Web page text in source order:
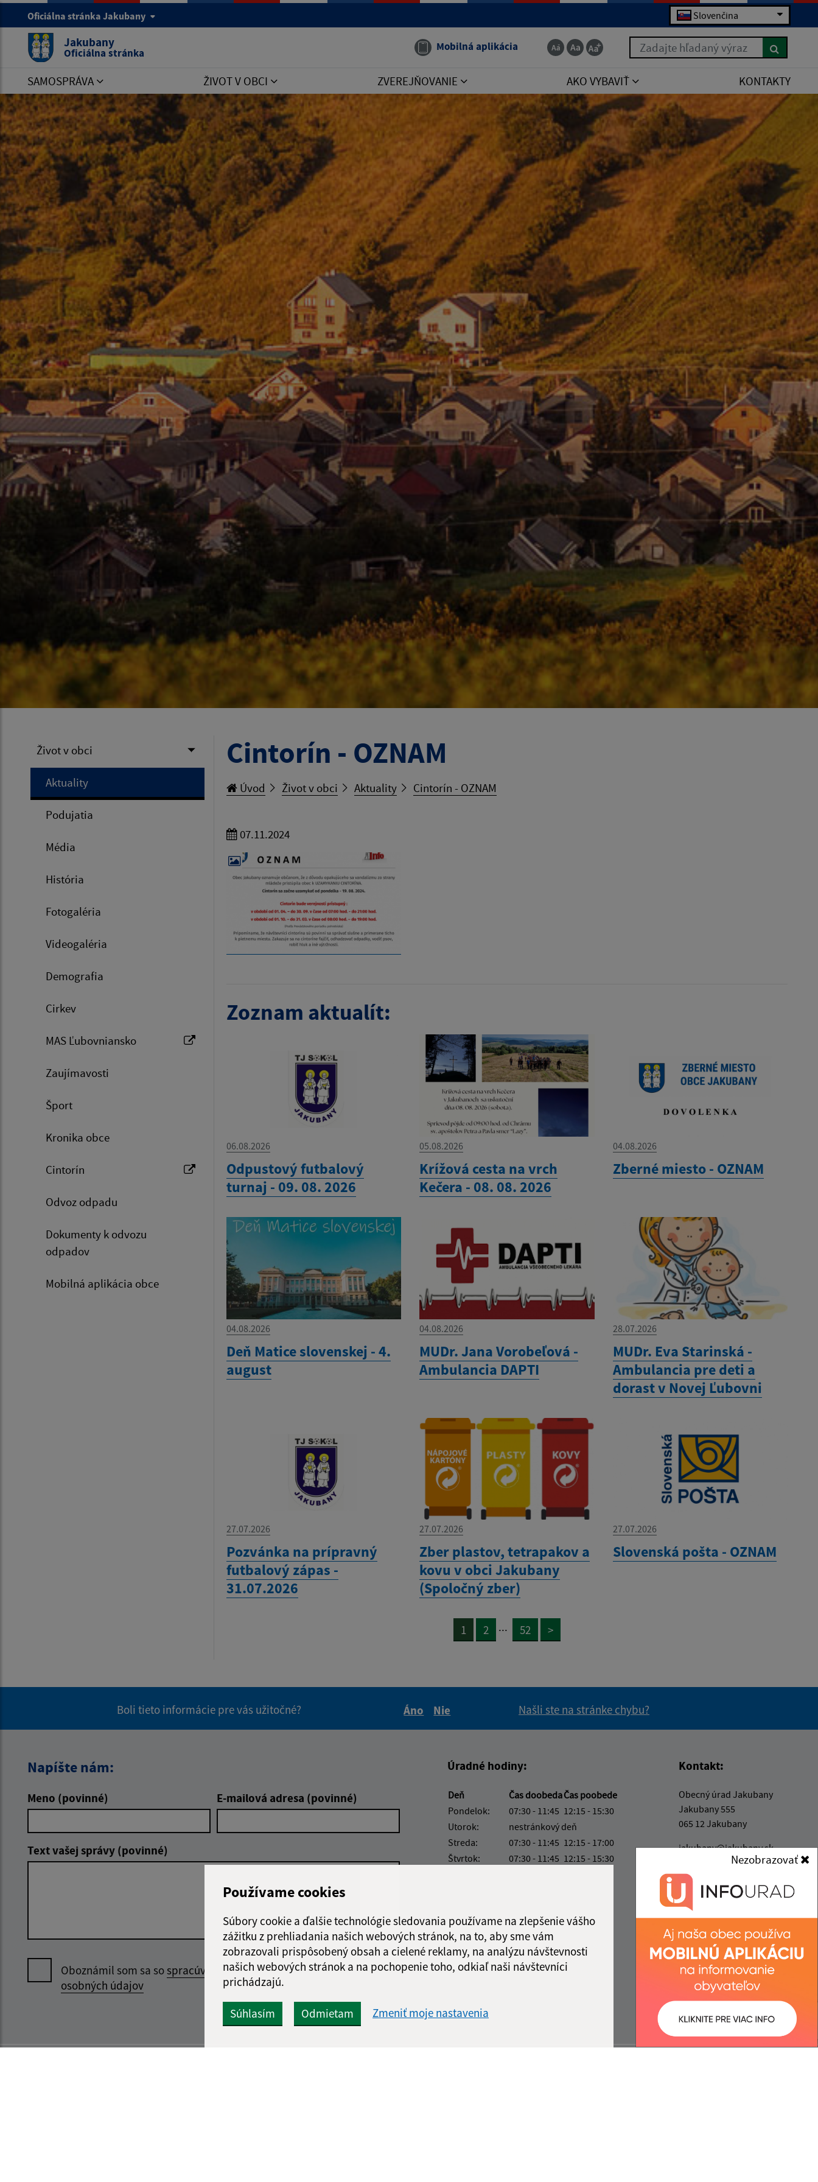
Používame cookies
Súbory cookie a ďalšie technológie sledovania používame na zlepšenie vášho
zážitku z prehliadania našich webových stránok, na to, aby sme vám
zobrazovali prispôsobený obsah a cielené reklamy, na analýzu návštevnosti
našich webových stránok a na pochopenie toho, odkiaľ naši návštevníci
prichádzajú.
Súhlasím Odmietam Zmeniť moje nastavenia
Nezobrazovať
Oficiálna stránka Jakubany Slovenčina
Jakubany
Oficiálna stránka Mobilná aplikácia Zadajte hľadaný výraz
SAMOSPRÁVA ŽIVOT V OBCI ZVEREJŇOVANIE AKO VYBAVIŤ KONTAKTY
Život v obci
Aktuality
Podujatia
Média
História
Fotogaléria
Videogaléria
Demografia
Cirkev
MAS Ľubovniansko
Zaujímavosti
Šport
Kronika obce
Cintorín
Odvoz odpadu
Dokumenty k odvozu
odpadov
Mobilná aplikácia obce
Cintorín - OZNAM
Úvod Život v obci Aktuality Cintorín - OZNAM
07.11.2024
Zoznam aktualít:
06.08.2026
Odpustový futbalový
turnaj - 09. 08. 2026
05.08.2026
Krížová cesta na vrch
Kečera - 08. 08. 2026
04.08.2026
Zberné miesto - OZNAM
04.08.2026
Deň Matice slovenskej - 4.
august
04.08.2026
MUDr. Jana Vorobeľová -
Ambulancia DAPTI
28.07.2026
MUDr. Eva Starinská -
Ambulancia pre deti a
dorast v Novej Ľubovni
27.07.2026
Pozvánka na prípravný
futbalový zápas -
31.07.2026
27.07.2026
Zber plastov, tetrapakov a
kovu v obci Jakubany
(Spoločný zber)
27.07.2026
Slovenská pošta - OZNAM
1 2 ... 52 >
Boli tieto informácie pre vás užitočné?
Áno
Nie
Našli ste na stránke chybu?
Napíšte nám:
Meno (povinné) E-mailová adresa (povinné)
Text vašej správy (povinné)
Oboznámil som sa sospracúvaním
osobných údajov
Google reCaptcha Response
Odoslať správu
Úradné hodiny:
Deň Čas doobedaČas poobede
Pondelok:
07:30 - 11:45 12:15 - 15:30
Utorok:
nestránkový deň
Streda:
07:30 - 11:45 12:15 - 17:00
Štvrtok:
07:30 - 11:45 12:15 - 15:30
Kontakt:
Obecný úrad Jakubany
Jakubany 555
065 12 Jakubany
jakubany@jakubany.sk
+421 524 283 651
IČO: 00329924